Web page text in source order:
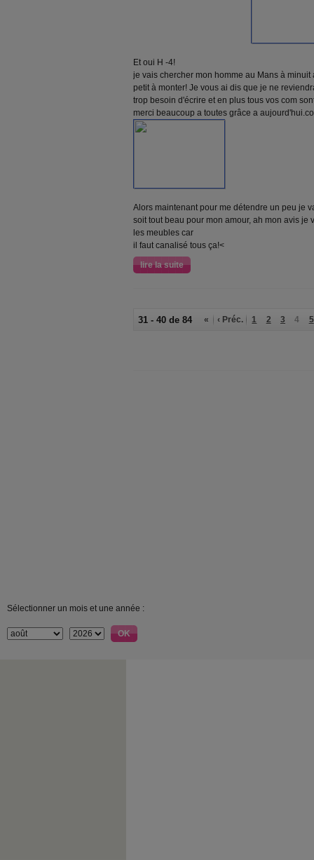
Et oui H -4!
je vais chercher mon homme au Mans à
petit à monter! Je vous ai dis que je ne
trop besoin d'écrire et en plus tous vos com
merci beaucoup a toutes grâce a
Alors maintenant pour me détendre un peu je
soit tout beau pour mon amour, ah mon avis je
les meubles car
il faut canalisé tous ça!<
lire la suite
31 - 40 de 84 « ‹ Préc. 1 2 3 4 5
Sélectionner un mois et une année :